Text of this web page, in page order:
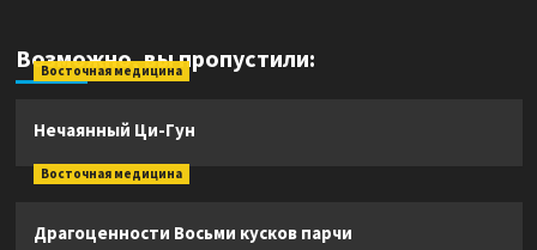
Возможно, вы пропустили:
Восточная медицина
Нечаянный Ци-Гун
Восточная медицина
Драгоценности Восьми кусков парчи